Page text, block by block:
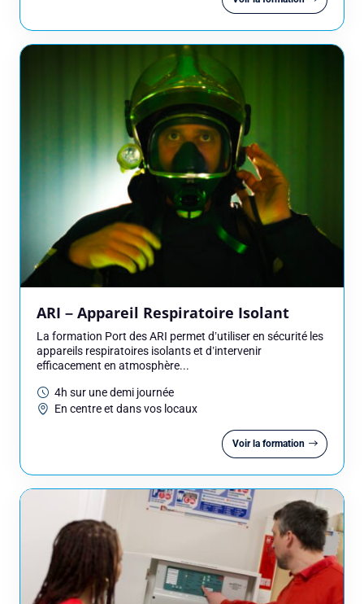
ARI – Appareil Respiratoire Isolant
La formation Port des ARI permet d’utiliser en sécurité les
appareils respiratoires isolants et d’intervenir
efficacement en atmosphère...
4h sur une demi journée
En centre et dans vos locaux
Voir la formation